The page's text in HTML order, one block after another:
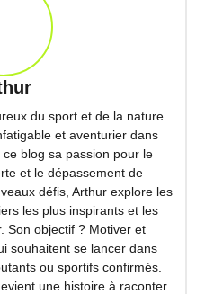
du sport et de la nature.
et aventurier dans
ce blog sa passion pour le
et le dépassement de
défis, Arthur explore les
les plus inspirants et les
Son objectif ? Motiver et
souhaitent se lancer dans
ou sportifs confirmés.
une histoire à raconter